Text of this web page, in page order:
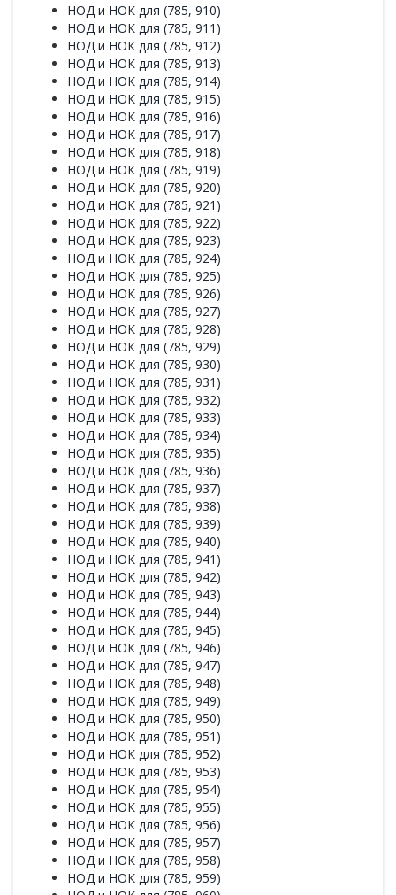
НОД и НОК для (785, 910)
НОД и НОК для (785, 911)
НОД и НОК для (785, 912)
НОД и НОК для (785, 913)
НОД и НОК для (785, 914)
НОД и НОК для (785, 915)
НОД и НОК для (785, 916)
НОД и НОК для (785, 917)
НОД и НОК для (785, 918)
НОД и НОК для (785, 919)
НОД и НОК для (785, 920)
НОД и НОК для (785, 921)
НОД и НОК для (785, 922)
НОД и НОК для (785, 923)
НОД и НОК для (785, 924)
НОД и НОК для (785, 925)
НОД и НОК для (785, 926)
НОД и НОК для (785, 927)
НОД и НОК для (785, 928)
НОД и НОК для (785, 929)
НОД и НОК для (785, 930)
НОД и НОК для (785, 931)
НОД и НОК для (785, 932)
НОД и НОК для (785, 933)
НОД и НОК для (785, 934)
НОД и НОК для (785, 935)
НОД и НОК для (785, 936)
НОД и НОК для (785, 937)
НОД и НОК для (785, 938)
НОД и НОК для (785, 939)
НОД и НОК для (785, 940)
НОД и НОК для (785, 941)
НОД и НОК для (785, 942)
НОД и НОК для (785, 943)
НОД и НОК для (785, 944)
НОД и НОК для (785, 945)
НОД и НОК для (785, 946)
НОД и НОК для (785, 947)
НОД и НОК для (785, 948)
НОД и НОК для (785, 949)
НОД и НОК для (785, 950)
НОД и НОК для (785, 951)
НОД и НОК для (785, 952)
НОД и НОК для (785, 953)
НОД и НОК для (785, 954)
НОД и НОК для (785, 955)
НОД и НОК для (785, 956)
НОД и НОК для (785, 957)
НОД и НОК для (785, 958)
НОД и НОК для (785, 959)